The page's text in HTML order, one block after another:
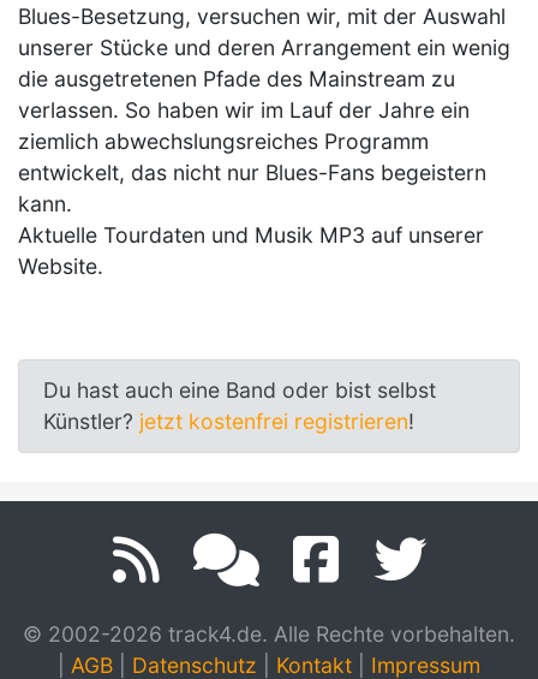
Blues-Besetzung, versuchen wir, mit der Auswahl
unserer Stücke und deren Arrangement ein wenig
die ausgetretenen Pfade des Mainstream zu
verlassen. So haben wir im Lauf der Jahre ein
ziemlich abwechslungsreiches Programm
entwickelt, das nicht nur Blues-Fans begeistern
kann.
Aktuelle Tourdaten und Musik MP3 auf unserer
Website.
Du hast auch eine Band oder bist selbst
Künstler? jetzt kostenfrei registrieren!
© 2002-2026 track4.de. Alle Rechte vorbehalten.
AGB Datenschutz Kontakt
Impressum